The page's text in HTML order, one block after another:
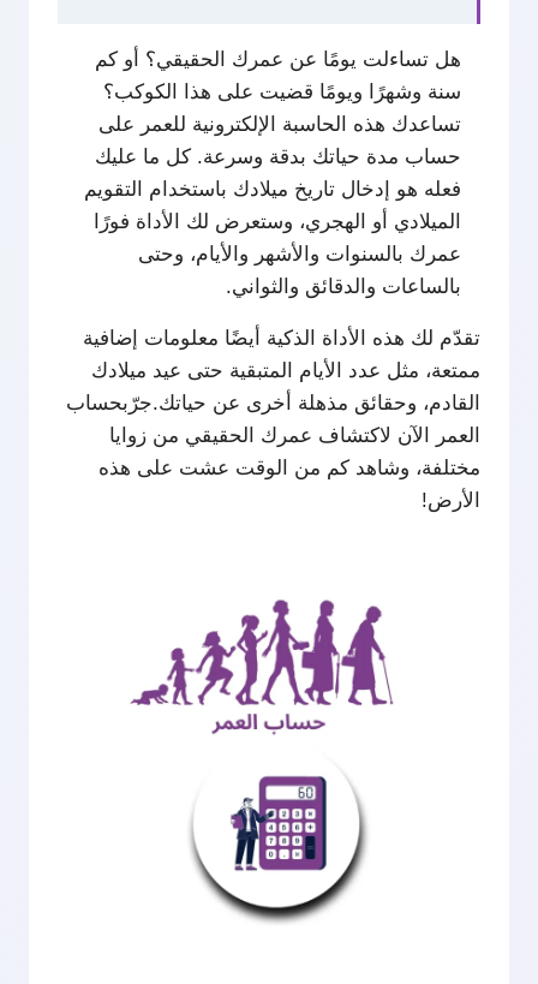
هل تساءلت يومًا عن عمرك الحقيقي؟ أو كم
سنة وشهرًا ويومًا قضيت على هذا الكوكب؟
تساعدك هذه الحاسبة الإلكترونية للعمر على
حساب مدة حياتك بدقة وسرعة. كل ما عليك
فعله هو إدخال تاريخ ميلادك باستخدام التقويم
الميلادي أو الهجري، وستعرض لك الأداة فورًا
عمرك بالسنوات والأشهر والأيام، وحتى
بالساعات والدقائق والثواني.
تقدّم لك هذه الأداة الذكية أيضًا معلومات إضافية
ممتعة، مثل عدد الأيام المتبقية حتى عيد ميلادك
القادم، وحقائق مذهلة أخرى عن حياتك.جرّبحساب
العمر
الآن لاكتشاف عمرك الحقيقي من زوايا
مختلفة، وشاهد كم من الوقت عشت على هذه
الأرض!